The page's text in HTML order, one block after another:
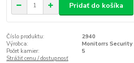
Pridať do košíka
Číslo produktu:
2940
Výrobca:
Monitorrs Security
Počet kamier:
5
Strážiť cenu / dostupnosť